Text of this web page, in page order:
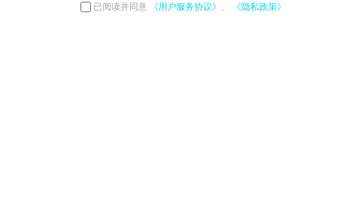
已阅读并同意 《用户服务协议》 《隐私政策》